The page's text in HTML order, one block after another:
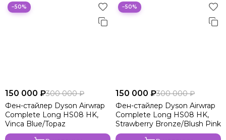
−50%
150 000 ₽300 000 ₽
Фен-стайлер Dyson Airwrap
Complete Long HS08 HK,
Vinca Blue/Topaz
−50%
150 000 ₽300 000 ₽
Фен-стайлер Dyson Airwrap
Complete Long HS08 HK,
Strawberry Bronze/Blush Pink